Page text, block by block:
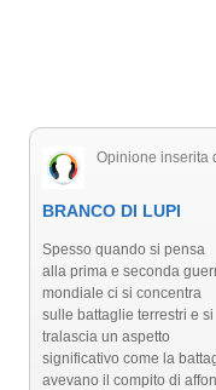
Opinione inserita
BRANCO DI LUPI
Spesso quando si pensa
alla prima e seconda
mondiale ci si concentra
sulle battaglie terrestri e si
tralascia un aspetto
significativo come la
avevano il compito di